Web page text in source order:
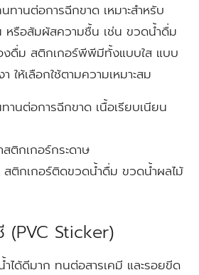
านต่อการฉีกขาด เหมาะสำหรับ
หรือสัมผัสความชื้น เช่น ขวดน้ำดื่ม
งดื่ม สติกเกอร์พีพีมีทั้งแบบใส แบบ
ให้เลือกใช้ตามความเหมาะสม
านต่อการฉีกขาด เนื้อเรียบเนียน
สติกเกอร์กระดาษ
สติกเกอร์ติดขวดน้ำดื่ม ขวดน้ำผลไม้
(PVC Sticker)
ได้ดีมาก ทนต่อสารเคมี และรอยขีด